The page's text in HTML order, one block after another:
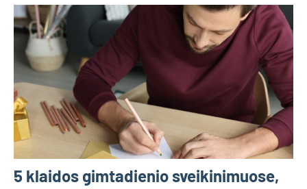
5 klaidos gimtadienio sveikinimuose,